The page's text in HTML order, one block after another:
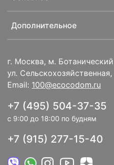
г. Москва, м.
ул.
Email: 100@ecocodom.ru
+7 (495) 504-37-35
с 9:00 до 18:00 по будням
+7 (915) 277-15-40
Дополнительное